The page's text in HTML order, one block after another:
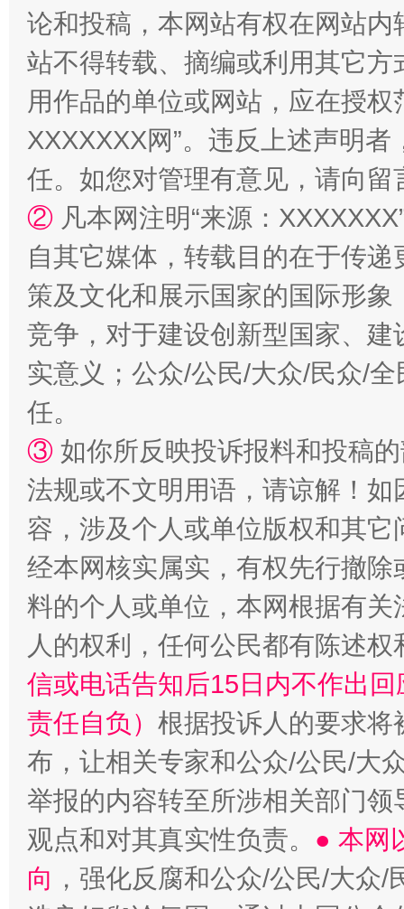
站台名比不上好声名
漫山遍野的桃花与雪山、麦地、白藏房 除
招工难、用工荒背后
论和投稿，本网站有权在网站
站不得转载、摘编或利用其它
用作品的单位或网站，应在授
XXXXXXX网”。违反上述声明
任。如您对管理有意见，请向
② 凡本网注明“来源：
自其它媒体，转载目的在于传
策及文化和展示国家的国际形
竞争，对于建设创新型国家、
实意义；公众/公民/大众/民众/
任。
③ 如你所反映投诉报料和投稿
法规或不文明用语，请谅解！
容，涉及个人或单位版权和其它
经本网核实属实，有权先行撤
料的个人或单位，本网根据有
人的权利，任何公民都有陈述
信或电话告知后15日内不作出
责任自负） 根据投诉人的要求将
布，让相关专家和公众/公民/大
举报的内容转至所涉相关部门
观点和对其真实性负责。 ● 本网
向 ，强化反腐和公众/公民/大众